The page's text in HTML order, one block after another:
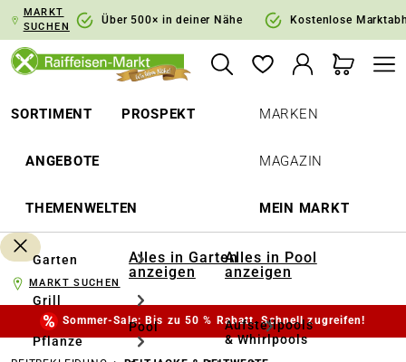
Zur Hauptnavigation springen
MARKT
SUCHEN
Über 500× in deiner Nähe Kostenlose
SORTIMENT PROSPEKT
ANGEBOTE
THEMENWELTEN
MARKEN
MAGAZIN
MEIN MARKT
Garten
Grill
Pflanze
Alles in Garten
anzeigen
Pool
Alles in Pool
anzeigen
Aufstellpools
& Whirlpools
MARKT SUCHEN
Sommer-Sale: Bis zu 50 % Rabatt. Schnell zugreifen!